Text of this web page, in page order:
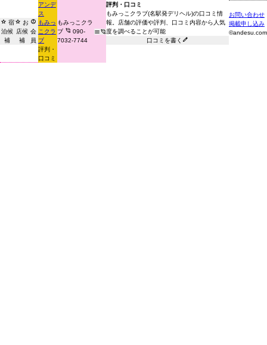

泊候
補

店候
補

会
員
アンデ
ス
もみっ
こクラ
ブ
評判・
口コミ
もみっこクラ
ブ  090-
7032-7744

評判・口コミ
もみっこクラブ(名駅発デリヘル)の口コミ情
報。店舗の評価や評判、口コミ内容から人気
度を調べることが可能
口コミを書く 
お問い合わせ
掲載申し込み
©andesu.com